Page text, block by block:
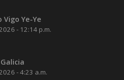
Ye-Ye
- 12:14 p.m.
- 4:23 a.m.